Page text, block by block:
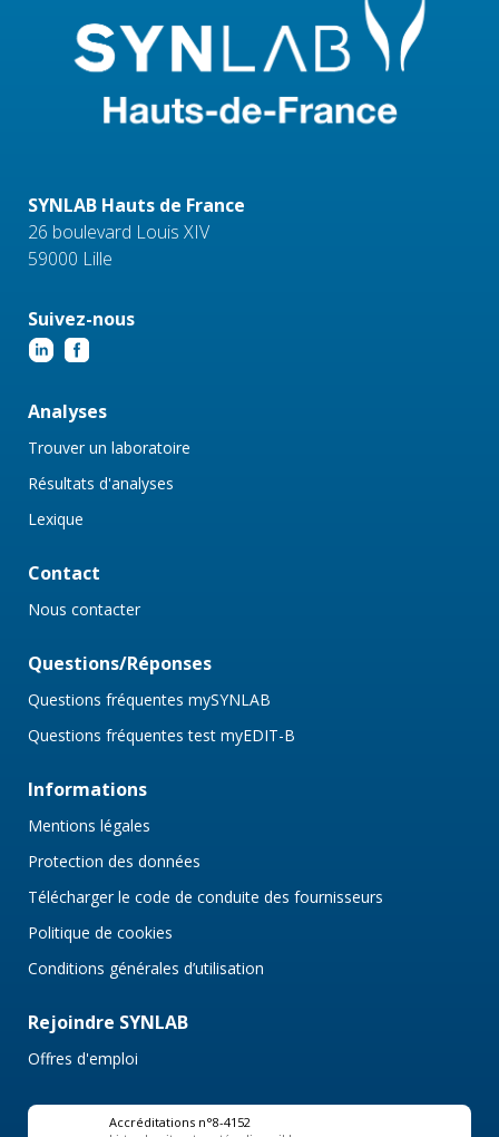
SYNLAB Hauts de France
26 boulevard Louis XIV
59000 Lille
Suivez-nous
Analyses
Trouver un laboratoire
Résultats d'analyses
Lexique
Contact
Nous contacter
Questions/Réponses
Questions fréquentes mySYNLAB
Questions fréquentes test myEDIT-B
Informations
Mentions légales
Protection des données
Télécharger le code de conduite des fournisseurs
Politique de cookies
Conditions générales d’utilisation
Rejoindre SYNLAB
Offres d'emploi
Accréditations n°8-4152